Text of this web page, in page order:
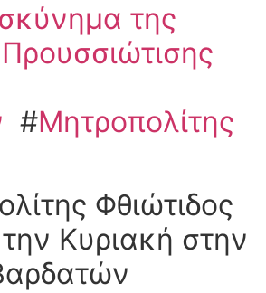
της
#Μητροπολίτης
Φθιώτιδος
Κυριακή στην